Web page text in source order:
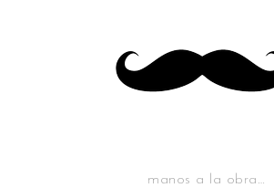
manos a la obra…